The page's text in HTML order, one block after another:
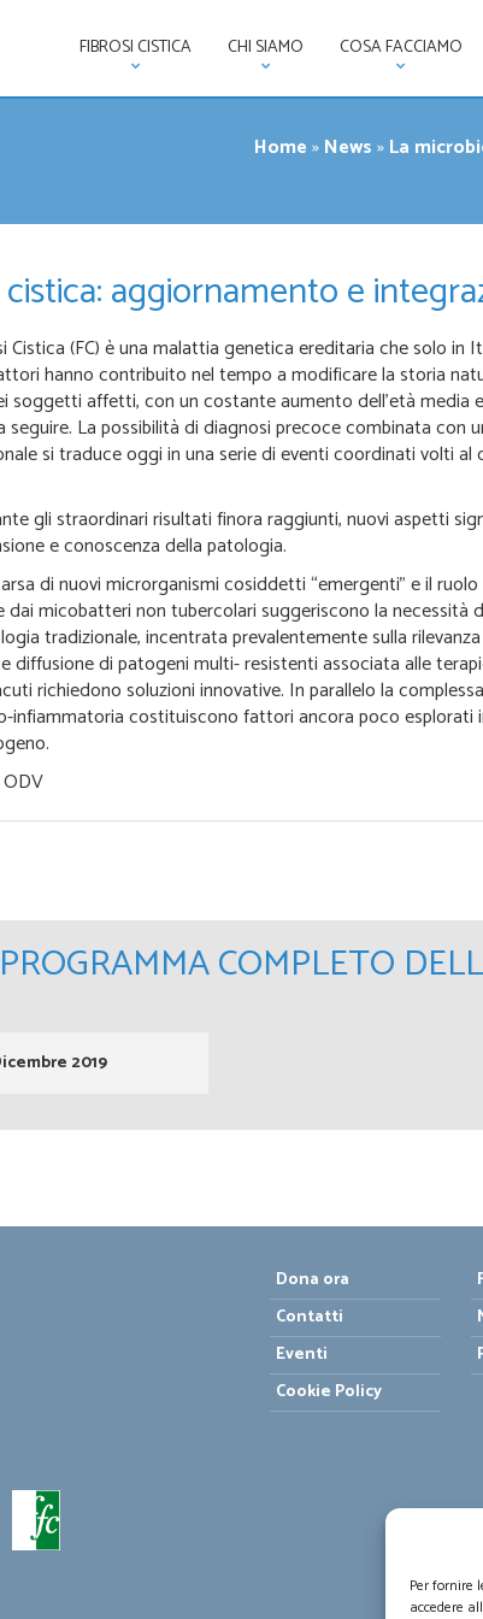
Per fornire
accedere
FIBROSI CISTICA CHI SIAMO COSA FACCIAMO
Home»News»La
aggiornamento e
Cistica (FC) è una malattia genetica ereditaria che solo
hanno contribuito nel tempo a modificare la storia
soggetti affetti, con un costante aumento dell’età media
seguire. La possibilità di diagnosi precoce combinata con
si traduce oggi in una serie di eventi coordinati volti
gli straordinari risultati finora raggiunti, nuovi aspetti
e conoscenza della patologia.
di nuovi microrganismi cosiddetti “emergenti” e il
dai micobatteri non tubercolari suggeriscono la
tradizionale, incentrata prevalentemente sulla
diffusione di patogeni multi- resistenti associata alle
richiedono soluzioni innovative. In parallelo la
infiammatoria costituiscono fattori ancora poco esplorati
COMPLETO
2019
Dona ora
Contatti
Eventi
Cookie Policy